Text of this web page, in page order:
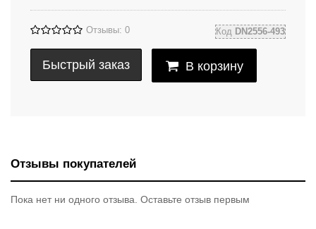
Отзывы: 0 Код DN2556-493
Быстрый заказ В корзину
Отзывы покупателей
Пока нет ни одного отзыва. Оставьте отзыв первым